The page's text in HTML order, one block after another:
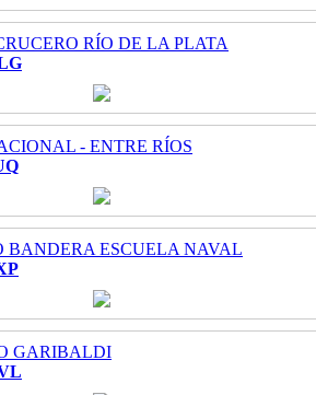
RÍO DE LA PLATA
- ENTRE RÍOS
BANDERA ESCUELA NAVAL
GARIBALDI